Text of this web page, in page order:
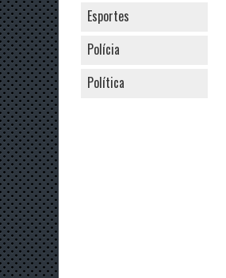
Esportes
Polícia
Política